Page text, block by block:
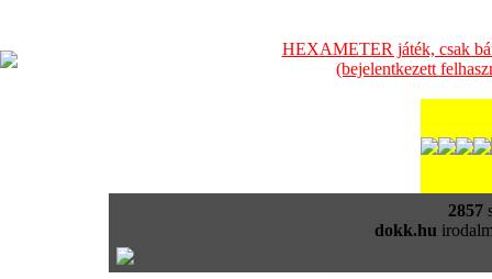
HEXAMETER játék, csak
(bejelentkezett
2857
dokk.hu